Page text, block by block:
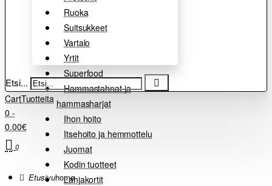
Ruoka
Suitsukkeet
Vartalo
Yrtit
Superfood
Hammastahnat ja
hammasharjat
Ihon hoito
Itsehoito ja hemmottelu
Juomat
Kodin tuotteet
Lahjakortit
Etsi...
CartTuotteita
0 -
0.00€
0
home